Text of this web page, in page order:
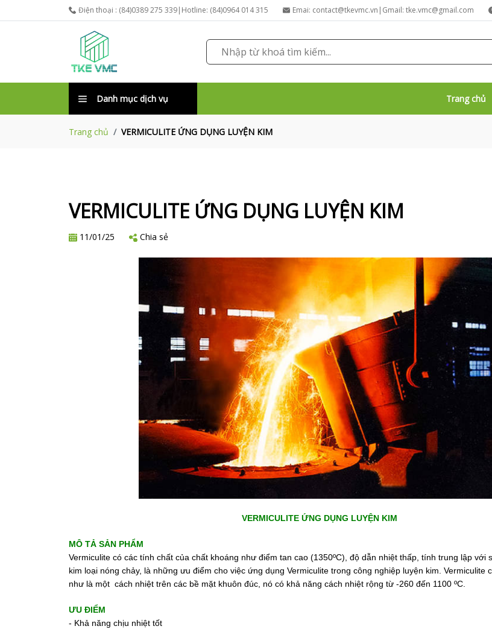
Điện thoại : (84)0389 275 339|Hotline: (84)0964 014 315 Emai: contact@tkevmc.vn|Gmail: tke.vmc@gmail.com
Danh mục dịch vụ Trang chủ
Trang chủ VERMICULITE ỨNG DỤNG LUYỆN KIM
VERMICULITE ỨNG DỤNG LUYỆN KIM
11/01/25 Chia sẻ
VERMICULITE ỨNG DỤNG LUYỆN KIM
MÔ TẢ SẢN PHẨM
Vermiculite có các tính chất của chất khoáng như điểm tan cao (1350ºС), độ dẫn nhiệt thấp, tính trung lập với
kim loại nóng chảy, là những ưu điểm cho việc ứng dụng Vermiculite trong công nghiệp luyện kim. Vermiculite
như là một cách nhiệt trên các bề mặt khuôn đúc, nó có khả năng cách nhiệt rộng từ -260 đến 1100 ºС.
ƯU ĐIỂM
- Khả năng chịu nhiệt tốt